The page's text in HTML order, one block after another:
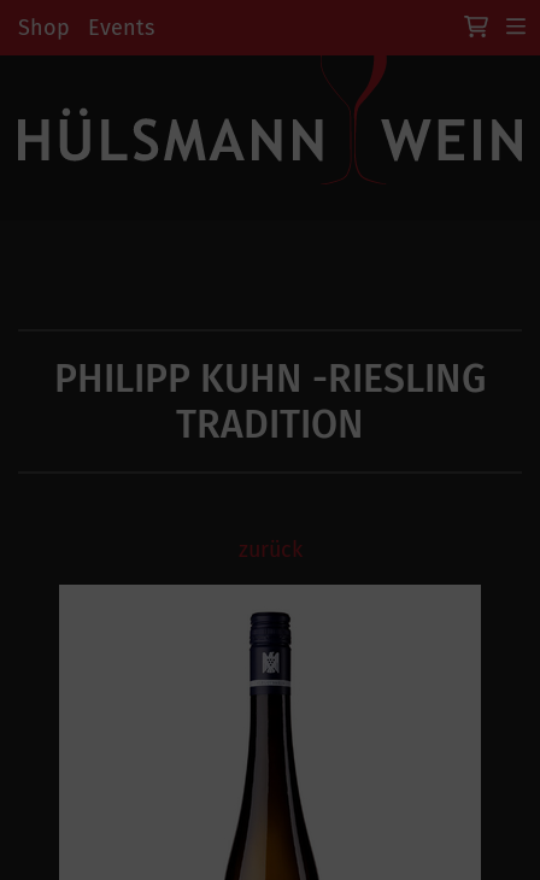
Shop Events
PHILIPP KUHN -RIESLING
TRADITION
zurück